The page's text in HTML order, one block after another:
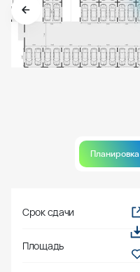
Планировка
Срок сдачи
Площадь